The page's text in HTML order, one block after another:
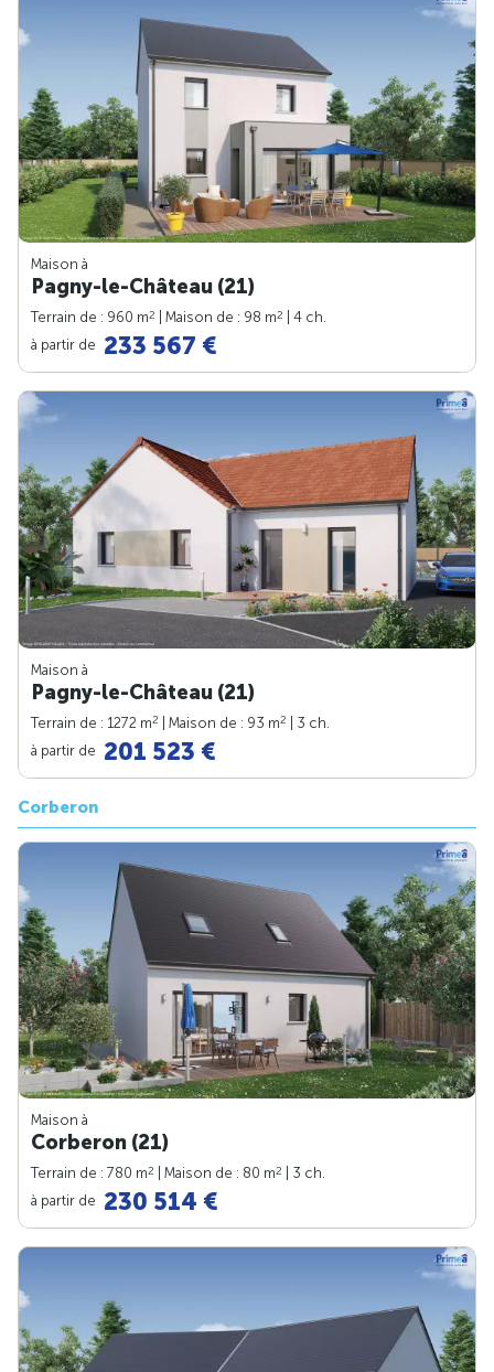
Maison à
Pagny-le-Château (21)
Terrain de : 960 m2 | Maison de : 98 m2
| 4 ch.
à partir de 233 567 €
Maison à
Pagny-le-Château (21)
Terrain de : 1272 m2 | Maison de : 93 m2
| 3 ch.
à partir de 201 523 €
Corberon
Maison à
Corberon (21)
Terrain de : 780 m2 | Maison de : 80 m2
| 3 ch.
à partir de 230 514 €